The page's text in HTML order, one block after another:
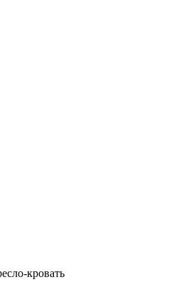
кровать